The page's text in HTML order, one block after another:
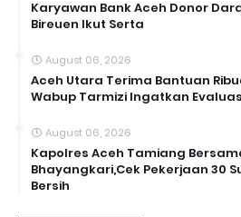
Karyawan Bank Aceh Donor
Bireuen Ikut Serta
August 06, 2026
Aceh Utara Terima Bantuan
Wabup Tarmizi Ingatkan
August 06, 2026
Kapolres Aceh Tamiang
Bhayangkari,Cek Pekerjaan 30
Bersih